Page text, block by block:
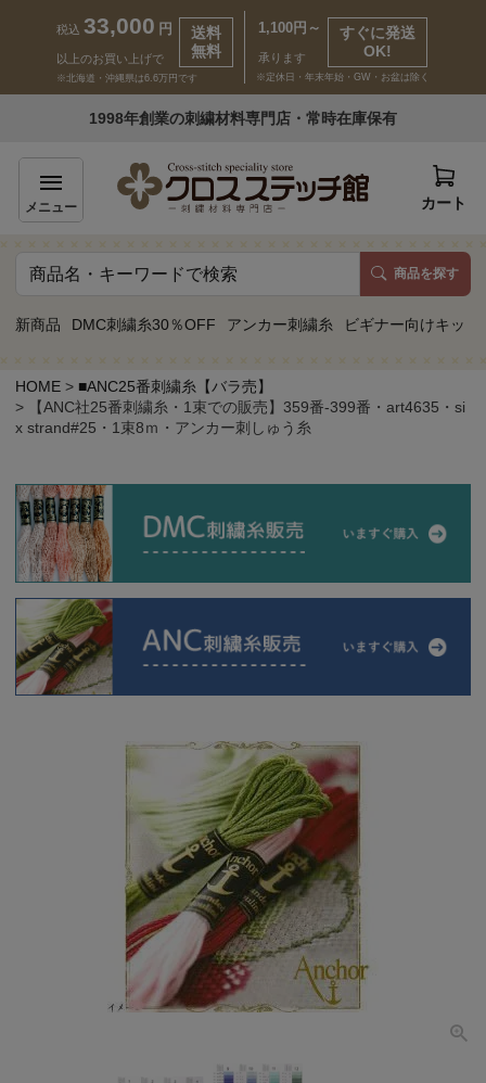
税込 33,000 円
以上のお買い上げで
送料
無料
※北海道・沖縄県は6.6万円です
1,100円～
承ります
すぐに発送
OK!
※定休日・年末年始・GW・お盆は除く
1998年創業の刺繍材料専門店・常時在庫保有
メニュー カート
商品を探す
新商品 DMC刺繍糸30％OFF アンカー刺繍糸 ビギナー向けキット
いらっしゃいませ ゲスト 様
商品一覧
取り扱いブランドから探す
当店について
よくあるご質問
ご利用ガイド
会員規約について
特定商取引法について
個人情報取り扱いについて
HOME
■ANC25番刺繍糸【バラ売】
【ANC社25番刺繍糸・1束での販売】359番-399番・art4635・si
x strand#25・1束8ｍ・アンカー刺しゅう糸